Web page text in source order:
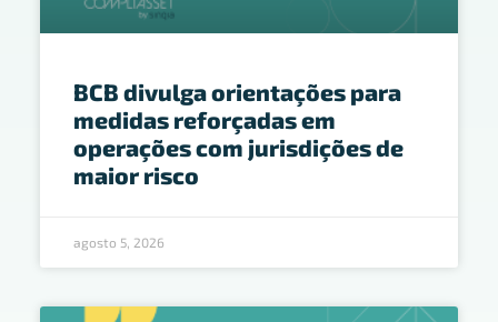
BCB divulga orientações para
medidas reforçadas em
operações com jurisdições de
maior risco
agosto 5, 2026